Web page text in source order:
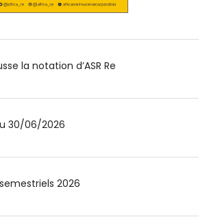
la notation d’ASR Re
30/06/2026
2026